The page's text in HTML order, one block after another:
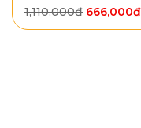
1,110,000₫ 666,000₫